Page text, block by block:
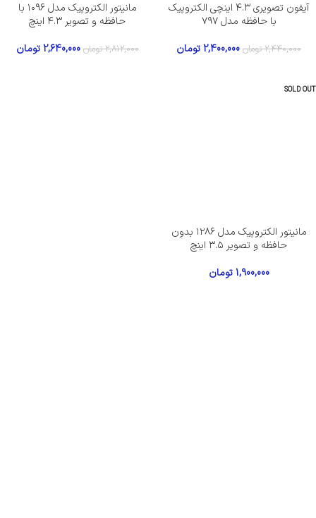
آیفون تصویری ۴.۳ اینچی الکتروپیک
با حافظه مدل ۷۹۷
2,440,000 تومان 2,400,000تومان
مانیتور الکتروپیک مدل ۱۰۹۶ با
حافظه و تصویر ۴.۳ اینچ
2,812,000 تومان 2,640,000 تومان
SOLD OUT
مانیتور الکتروپیک مدل ۱۲۸۶ بدون
حافظه و تصویر ۳.۵ اینچ
1,900,000 تومان